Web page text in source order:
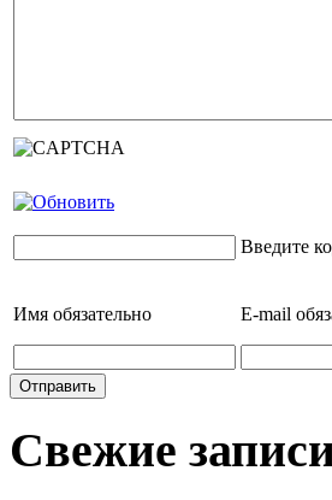
Введите
Имя обязательно E-mail
Свежие